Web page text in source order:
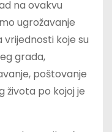
na ovakvu
ugrožavanje
koje su
grada,
poštovanje
života po kojoj je